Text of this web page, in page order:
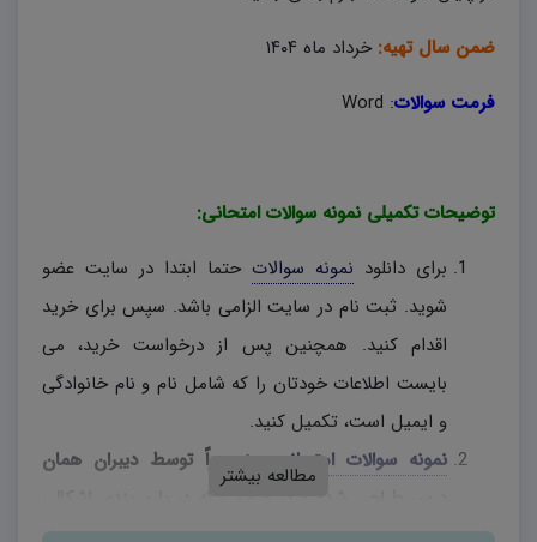
ضمن سال تهیه: خرداد ماه ۱۴۰۴
فرمت سوالات:
توضیحات تکمیلی نمونه سوالات امتحانی:
برای دانلود نمونه سوالات حتما ابتدا در سایت عضو
شوید. ثبت نام در سایت الزامی باشد. سپس برای خرید
اقدام کنید. همچنین پس از درخواست خرید، می
بایست اطلاعات خودتان را که شامل نام و نام خانوادگی
و ایمیل است، تکمیل کنید.
نمونه سوالات امتحانی
، منحصراً توسط دیبران همان
مطالعه بیشتر